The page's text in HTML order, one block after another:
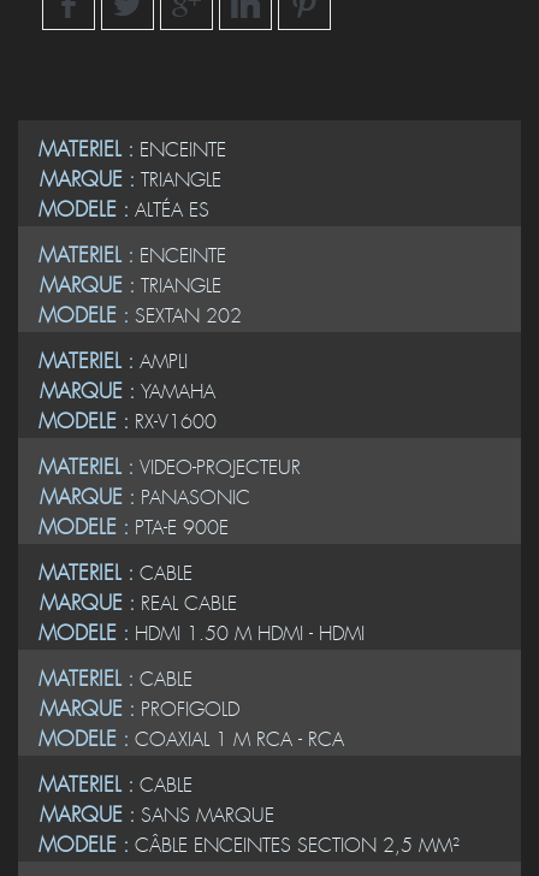
MATERIEL : ENCEINTE
MARQUE : TRIANGLE
MODELE : ALTÉA ES
MATERIEL : ENCEINTE
MARQUE : TRIANGLE
MODELE : SEXTAN 202
MATERIEL : AMPLI
MARQUE : YAMAHA
MODELE : RX-V1600
MATERIEL : VIDEO-PROJECTEUR
MARQUE : PANASONIC
MODELE : PTA-E 900E
MATERIEL : CABLE
MARQUE : REAL CABLE
MODELE : HDMI 1.50 M HDMI - HDMI
MATERIEL : CABLE
MARQUE : PROFIGOLD
MODELE : COAXIAL 1 M RCA - RCA
MATERIEL : CABLE
MARQUE : SANS MARQUE
MODELE : CÂBLE ENCEINTES SECTION 2,5 MM²